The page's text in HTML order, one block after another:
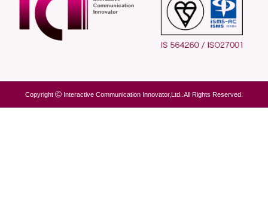
Copyright Interactive Communication Innovator,Ltd..All Rights Reserved.